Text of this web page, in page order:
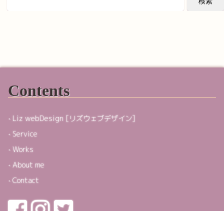
Contents
Liz webDesign [リズウェブデザイン]
Service
Works
About me
Contact